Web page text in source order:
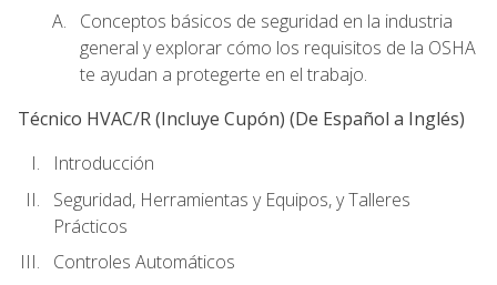
Conceptos básicos de seguridad en la industria
general y explorar cómo los requisitos de la OSHA
te ayudan a protegerte en el trabajo.
Técnico HVAC/R (Incluye Cupón) (De Español a Inglés)
Introducción
Seguridad, Herramientas y Equipos, y Talleres
Prácticos
Controles Automáticos